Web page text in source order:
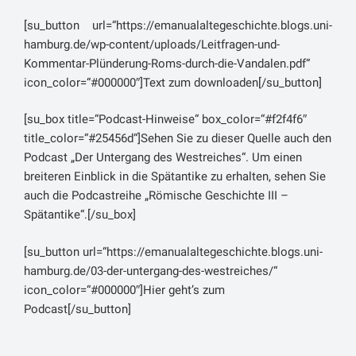
Der vorliegende Quellenausschnitt beschreibt
Geiserichs „sacco di Roma“ – die Eroberung Roms
durch den Vandalenkönig im Jahr 455 n. Chr. Der
stammte aus Caesarea Maritima und nahm selbst an
einigen Feldzügen unter dem Kommando des
oströmischen Feldherrn Belisar teil. Der spätantike
Historiker, dessen literarischer Höhepunkt sich in die
Mitte des 6. Jahrhunderts auf die Herrschaftszeit
Kaiser Justinians datieren lässt, beschreibt in seinen
Seine „Kriegsgeschichten“ umfassen acht Bücher. In
den ersten beiden Büchern werden die
Auseinandersetzungen im persischen Gebiet mit den
Sassaniden beschrieben. Die Bücher drei und vier
[su_button url=“https://emanualaltegeschichte.blogs.uni-
hamburg.de/wp-content/uploads/Leitfragen-und-
Kommentar-Plünderung-Roms-durch-die-Vandalen.pdf“
icon_color=“#000000″]Text zum downloaden[/su_button]
[su_box title=“Podcast-Hinweise“ box_color=“#f2f4f6″
title_color=“#25456d“]Sehen Sie zu dieser Quelle auch den
Podcast „Der Untergang des Westreiches“. Um einen
breiteren Einblick in die Spätantike zu erhalten, sehen Sie
auch die Podcastreihe „Römische Geschichte III –
Spätantike“.[/su_box]
[su_button url=“https://emanualaltegeschichte.blogs.uni-
hamburg.de/03-der-untergang-des-westreiches/“
icon_color=“#000000″]Hier geht’s zum
Podcast[/su_button]